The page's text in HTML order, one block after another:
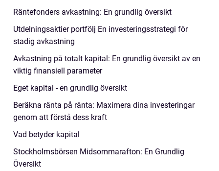
Räntefonders avkastning: En grundlig översikt
Utdelningsaktier portfölj En investeringsstrategi för
stadig avkastning
Avkastning på totalt kapital: En grundlig översikt av en
viktig finansiell parameter
Eget kapital - en grundlig översikt
Beräkna ränta på ränta: Maximera dina investeringar
genom att förstå dess kraft
Vad betyder kapital
Stockholmsbörsen Midsommarafton: En Grundlig
Översikt